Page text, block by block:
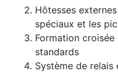
Hôtesses
spéciaux et les
Formation
standards
Système de